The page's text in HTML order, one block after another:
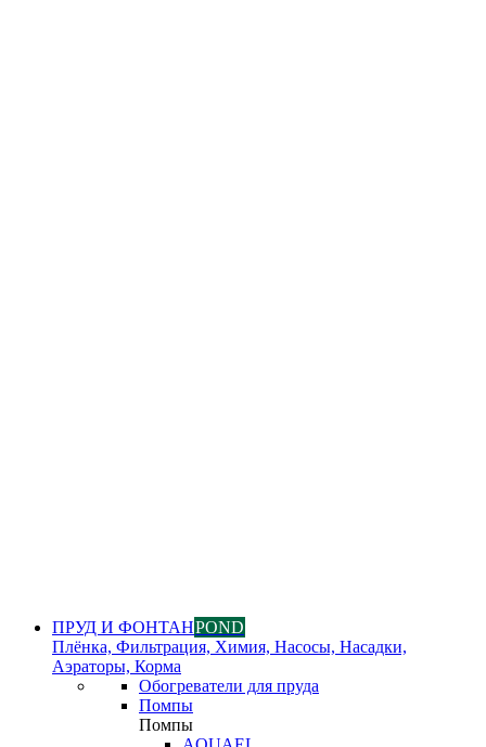
ПРУД И ФОНТАНPOND
Плёнка, Фильтрация, Химия, Насосы, Насадки,
Аэраторы, Корма
Обогреватели для пруда
Помпы
Помпы